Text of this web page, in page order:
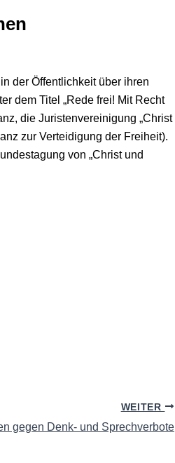
der Öffentlichkeit über ihren
dem Titel „Rede frei! Mit Recht
die Juristenvereinigung „Christ
zur Verteidigung der Freiheit).
von „Christ und
WEITER
gegen Denk- und Sprechverbote